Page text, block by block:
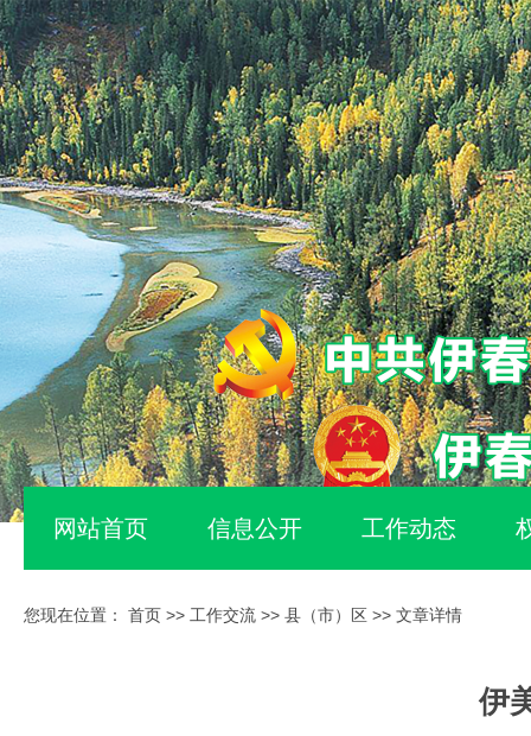
网站首页 信息公开 工作动态
您现在位置： 首页 >> 工作交流 >> 县（市）区 >> 文章详情
伊